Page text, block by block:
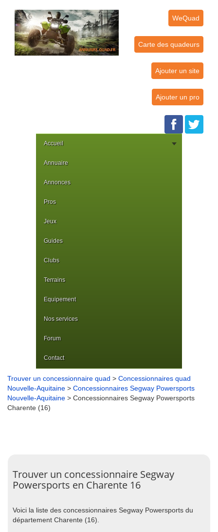
WeQuad
Carte des quadeurs
Ajouter un site
Ajouter un pro
Accueil
Annuaire
Annonces
Pros
Jeux
Guides
Clubs
Terrains
Equipement
Nos services
Forum
Contact
Trouver un concessionnaire quad > Concessionnaires quad
Nouvelle-Aquitaine > Concessionnaires Segway Powersports
Nouvelle-Aquitaine > Concessionnaires Segway Powersports
Charente (16)
Trouver un concessionnaire Segway
Powersports en Charente 16
Voici la liste des concessionnaires Segway Powersports du
département Charente (16).